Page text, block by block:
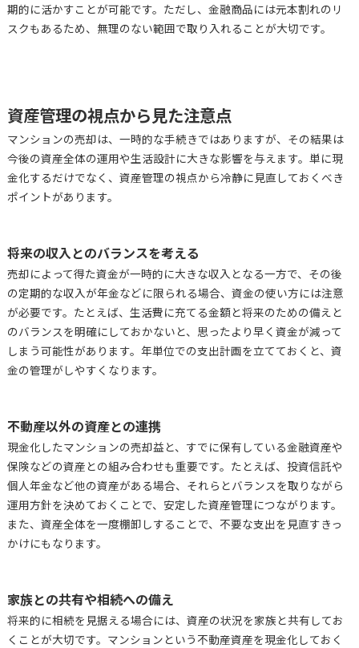
期的に活かすことが可能です。ただし、金融商品には元本割れのリ
スクもあるため、無理のない範囲で取り入れることが大切です。
資産管理の視点から見た注意点
マンションの売却は、一時的な手続きではありますが、その結果は
今後の資産全体の運用や生活設計に大きな影響を与えます。単に現
金化するだけでなく、資産管理の視点から冷静に見直しておくべき
ポイントがあります。
将来の収入とのバランスを考える
売却によって得た資金が一時的に大きな収入となる一方で、その後
の定期的な収入が年金などに限られる場合、資金の使い方には注意
が必要です。たとえば、生活費に充てる金額と将来のための備えと
のバランスを明確にしておかないと、思ったより早く資金が減って
しまう可能性があります。年単位での支出計画を立てておくと、資
金の管理がしやすくなります。
不動産以外の資産との連携
現金化したマンションの売却益と、すでに保有している金融資産や
保険などの資産との組み合わせも重要です。たとえば、投資信託や
個人年金など他の資産がある場合、それらとバランスを取りながら
運用方針を決めておくことで、安定した資産管理につながります。
また、資産全体を一度棚卸しすることで、不要な支出を見直すきっ
かけにもなります。
家族との共有や相続への備え
将来的に相続を見据える場合には、資産の状況を家族と共有してお
くことが大切です。マンションという不動産資産を現金化しておく